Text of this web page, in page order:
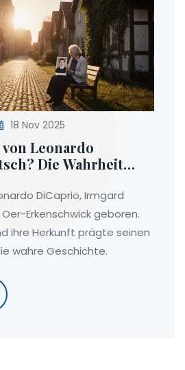
18 Nov 2025
Leonardo
Die Wahrheit
DiCaprio, Irmgard
Erkenschwick geboren.
ihre Herkunft prägte seinen
wahre Geschichte.